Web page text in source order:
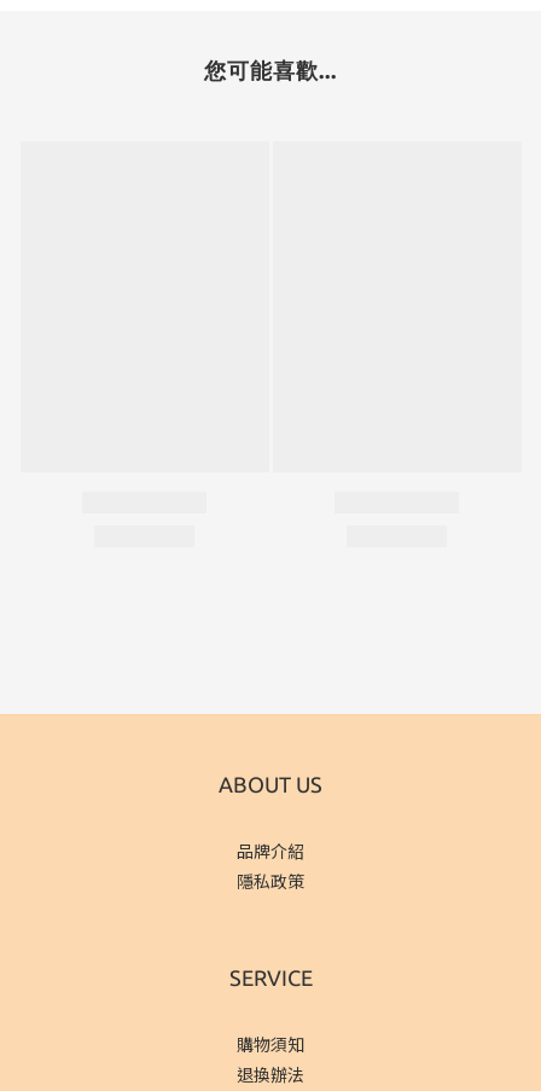
您可能喜歡...
ABOUT US
品牌介紹
隱私政策
SERVICE
購物須知
退換辦法